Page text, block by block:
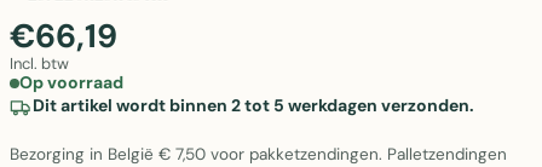
€66,19
Incl. btw
Op voorraad
Dit artikel wordt binnen 2 tot 5 werkdagen verzonden.
Bezorging in België € 7,50 voor pakketzendingen. Palletzendingen